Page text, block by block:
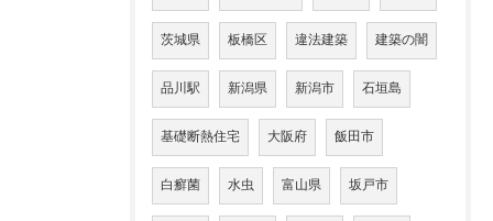
茨城県 板橋区 違法建築 建築の闇
品川駅 新潟県 新潟市 石垣島
基礎断熱住宅 大阪府 飯田市
白癬菌 水虫 富山県 坂戸市